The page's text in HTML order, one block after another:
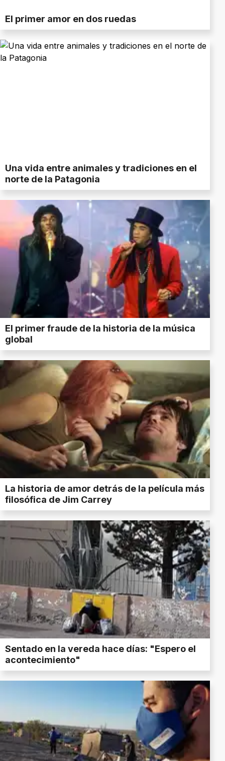
El primer amor en dos ruedas
Una vida entre animales y tradiciones en el
norte de la Patagonia
El primer fraude de la historia de la música
global
La historia de amor detrás de la película más
filosófica de Jim Carrey
Sentado en la vereda hace días: "Espero el
acontecimiento"